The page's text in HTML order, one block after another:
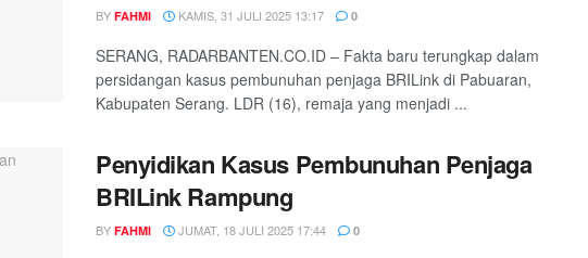
BY FAHMI KAMIS, 31 JULI 2025 13:17 0
SERANG, RADARBANTEN.CO.ID – Fakta baru terungkap dalam
persidangan kasus pembunuhan penjaga BRILink di Pabuaran,
Kabupaten Serang. LDR (16), remaja yang menjadi ...
Penyidikan Kasus Pembunuhan Penjaga
BRILink Rampung
BY FAHMI JUMAT, 18 JULI 2025 17:44 0